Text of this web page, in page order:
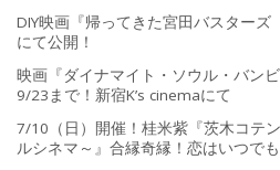
DIY映画『帰ってきた宮田バスター
にて公開！
映画『ダイナマイト・ソウル・バン
9/23まで！新宿K’s cinemaにて
7/10（日）開催！桂米紫『茨木コテ
ルシネマ～』合縁奇縁！恋はいつで